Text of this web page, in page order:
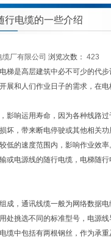
行电缆的一些介绍
缆厂有限公司 浏览次数： 423
梯是高层建筑中必不可少的代
展和人们作业日子的需求，在电
影响运用寿命，因为各种线路
坏，带来断电停驶或其他相关
低的速度范围内，影响作业效率
或电源线的随行电缆，电梯随
成，通讯线缆一般为网络数据
处挑选不同的标准型号，电源
缆中包括有两根钢丝，作为承重